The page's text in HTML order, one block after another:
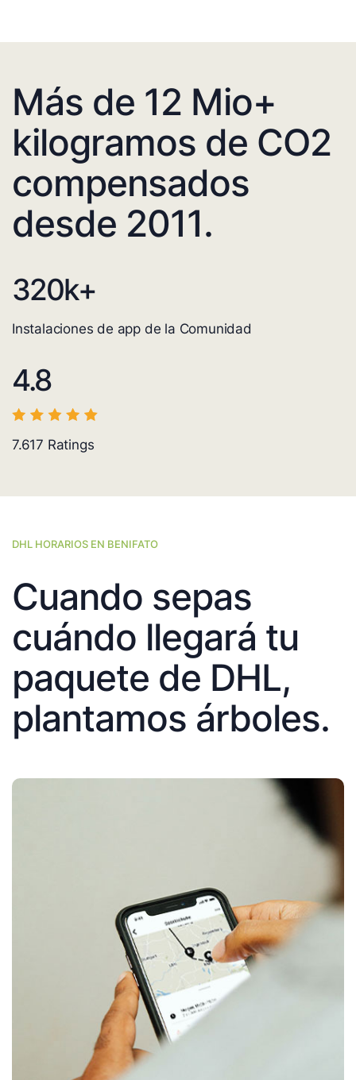
Más de 12 Mio+
kilogramos de CO2
compensados
desde 2011.
320k+
Instalaciones de app de la Comunidad
4.8
7.617 Ratings
DHL HORARIOS EN BENIFATO
Cuando sepas
cuándo llegará tu
paquete de DHL,
plantamos árboles.